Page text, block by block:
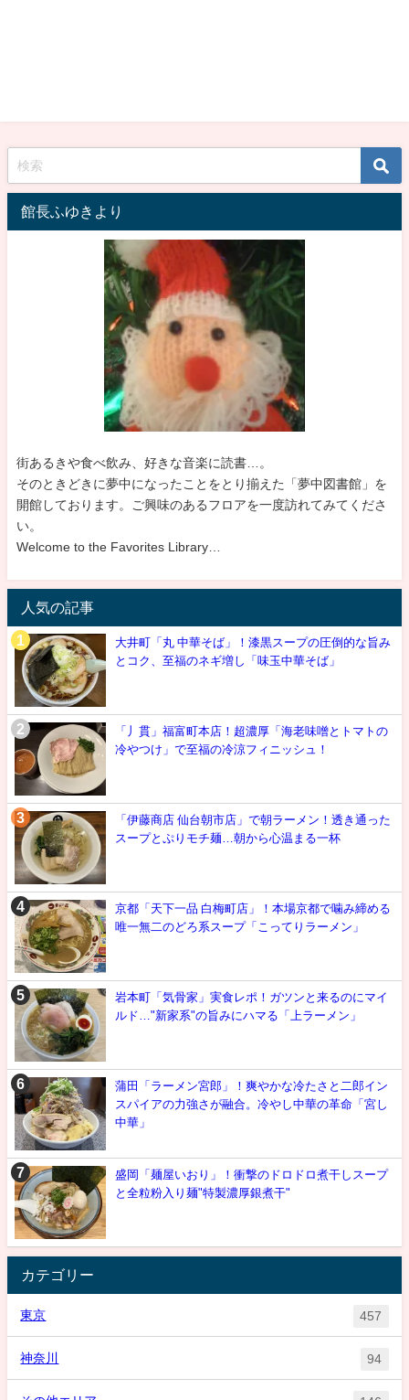
館長ふゆきより
街あるきや食べ飲み、好きな音楽に読書…。
そのときどきに夢中になったことをとり揃えた「夢中図書館」を
開館しております。ご興味のあるフロアを一度訪れてみてくださ
い。
Welcome to the Favorites Library…
人気の記事
大井町「丸 中華そば」！漆黒スープの圧倒的な旨み
とコク、至福のネギ増し「味玉中華そば」
「丿貫」福富町本店！超濃厚「海老味噌とトマトの
冷やつけ」で至福の冷涼フィニッシュ！
「伊藤商店 仙台朝市店」で朝ラーメン！透き通った
スープとぷりモチ麺…朝から心温まる一杯
京都「天下一品 白梅町店」！本場京都で噛み締める
唯一無二のどろ系スープ「こってりラーメン」
岩本町「気骨家」実食レポ！ガツンと来るのにマイ
ルド…"新家系"の旨みにハマる「上ラーメン」
蒲田「ラーメン宮郎」！爽やかな冷たさと二郎イン
スパイアの力強さが融合。冷やし中華の革命「宮し
中華」
盛岡「麺屋いおり」！衝撃のドロドロ煮干しスープ
と全粒粉入り麺"特製濃厚銀煮干"
カテゴリー
東京 457
神奈川 94